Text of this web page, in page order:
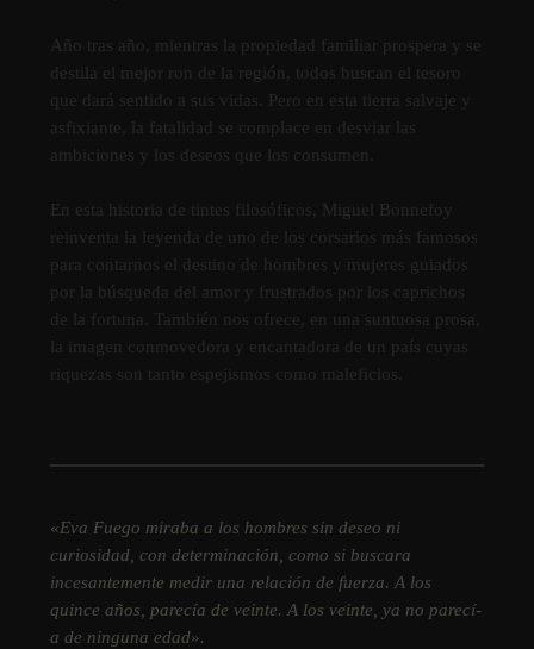
Año tras año, mientras la propiedad familiar prospera y se
destila el mejor ron de la región, todos buscan el tesoro
que dará sentido a sus vidas. Pero en esta tierra salvaje y
asfixiante, la fatalidad se complace en desviar las
ambiciones y los deseos que los consumen.
En esta historia de tintes filosóficos, Miguel Bonnefoy
reinventa la leyenda de uno de los corsarios más famosos
para contarnos el destino de hombres y mujeres guiados
por la búsqueda del amor y frustrados por los caprichos
de la fortuna. También nos ofrece, en una suntuosa prosa,
la imagen conmovedora y encantadora de un paí­s cuyas
riquezas son tanto espejismos como maleficios.
«Eva Fuego miraba a los hombres sin deseo ni
curiosidad, con determinación, como si buscara
incesantemente medir una relación de fuerza. A los
quince años, parecí­a de veinte. A los veinte, ya no parecí­
a de ninguna edad».